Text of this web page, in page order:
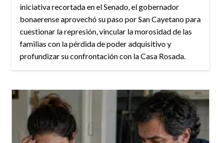
iniciativa recortada en el Senado, el gobernador
bonaerense aprovechó su paso por San Cayetano para
cuestionar la represión, vincular la morosidad de las
familias con la pérdida de poder adquisitivo y
profundizar su confrontación con la Casa Rosada.